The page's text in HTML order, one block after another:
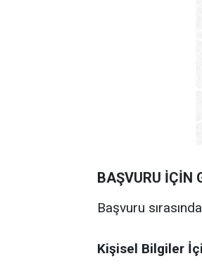
BAŞVURU İÇİN
Başvuru
Kişisel Bilgiler